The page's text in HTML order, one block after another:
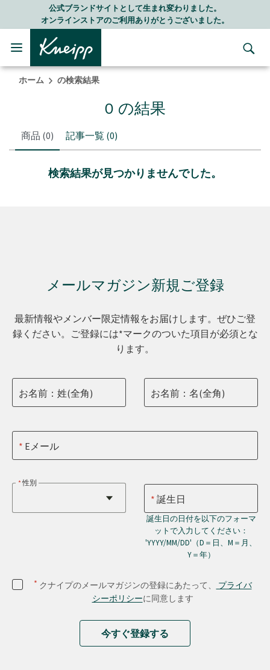
Skip to main content
Skip to footer content公式ブランドサイトとして生まれ変わりました。
オンラインストアのご利用ありがとうございました。
ホーム の検索結果
0 の結果
商品 (0) 記事一覧 (0)
検索結果が見つかりませんでした。
メールマガジン新規ご登録
最新情報やメンバー限定情報をお届けします。ぜひご登
録ください。ご登録には*マークのついた項目が必須とな
ります。
お名前：姓(全角) お名前：名(全角)
Eメール
性別
誕生日
誕生日の日付を以下のフォーマ
ットで入力してください：
'YYYY/MM/DD'（D＝日、M＝月、
Y＝年）
* クナイプのメールマガジンの登録にあたって、
プライバ
シーポリシーに同意します
今すぐ登録する